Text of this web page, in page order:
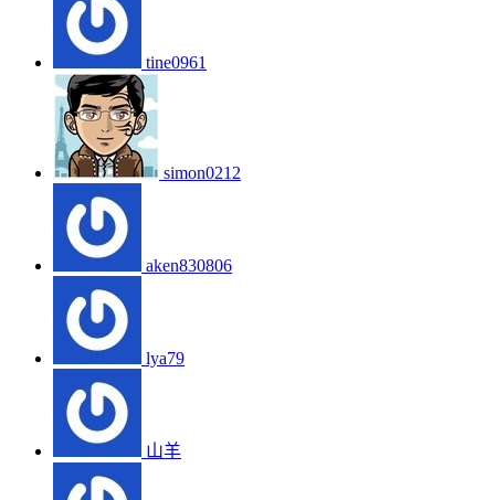
tine0961
simon0212
aken830806
lya79
山羊